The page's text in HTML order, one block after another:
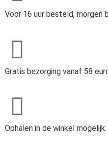
Voor 16 uur besteld, morgen
Gratis bezorging vanaf 58
Ophalen in de winkel mogelijk